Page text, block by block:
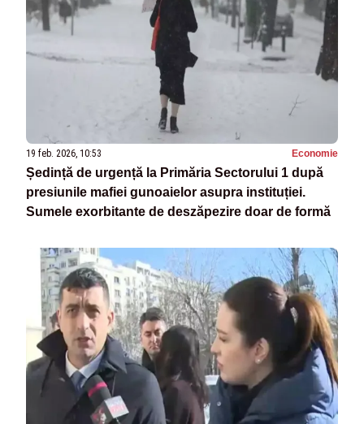
19 feb. 2026, 10:53 Economie
Ședință de urgență la Primăria Sectorului 1 după
presiunile mafiei gunoaielor asupra instituției.
Sumele exorbitante de deszăpezire doar de formă